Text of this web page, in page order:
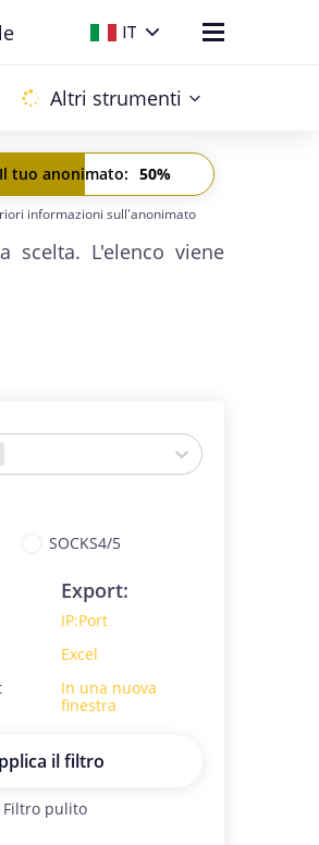
IT
Altri strumenti
Il tuo anonimato: 50%
informazioni sull'anonimato
scelta. L'elenco viene
SOCKS4/5
Export:
IP:Port
Excel
In una nuova
finestra
il filtro
Filtro pulito